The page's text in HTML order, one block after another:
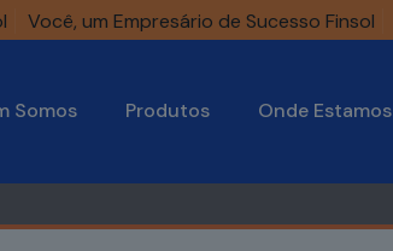
Você, um Empresário de Sucesso Finsol
Somos Produtos Onde Estamos